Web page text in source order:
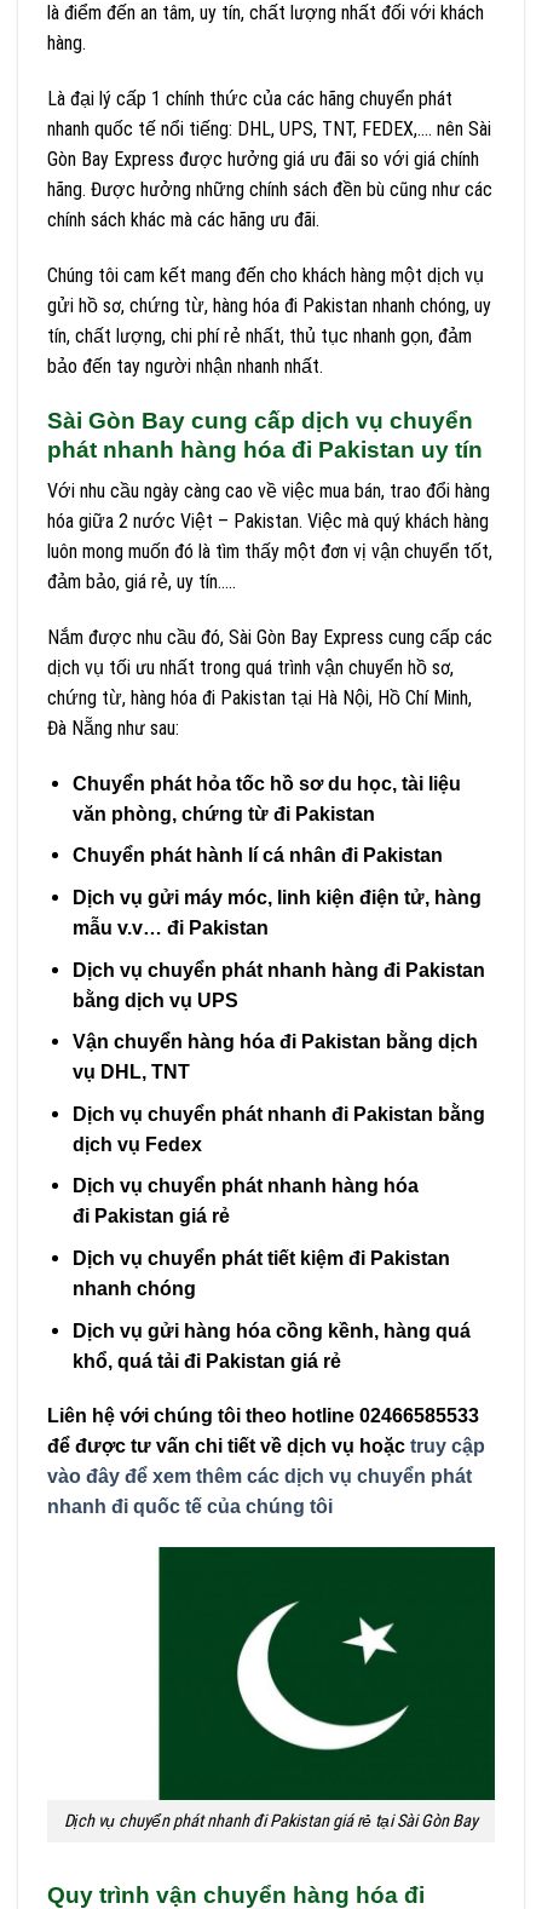
là điểm đến an tâm, uy tín, chất lượng nhất đối với khách
hàng.
Là đại lý cấp 1 chính thức của các hãng chuyển phát
nhanh quốc tế nổi tiếng: DHL, UPS, TNT, FEDEX,…. nên Sài
Gòn Bay Express được hưởng giá ưu đãi so với giá chính
hãng. Được hưởng những chính sách đền bù cũng như các
chính sách khác mà các hãng ưu đãi.
Chúng tôi cam kết mang đến cho khách hàng một dịch vụ
gửi hồ sơ, chứng từ, hàng hóa đi Pakistan nhanh chóng, uy
tín, chất lượng, chi phí rẻ nhất, thủ tục nhanh gọn, đảm
bảo đến tay người nhận nhanh nhất.
Sài Gòn Bay cung cấp dịch vụ chuyển
phát nhanh hàng hóa đi Pakistan uy tín
Với nhu cầu ngày càng cao về việc mua bán, trao đổi hàng
hóa giữa 2 nước Việt – Pakistan. Việc mà quý khách hàng
luôn mong muốn đó là tìm thấy một đơn vị vận chuyển tốt,
đảm bảo, giá rẻ, uy tín…..
Nắm được nhu cầu đó, Sài Gòn Bay Express cung cấp các
dịch vụ tối ưu nhất trong quá trình vận chuyển hồ sơ,
chứng từ, hàng hóa đi Pakistan tại Hà Nội, Hồ Chí Minh,
Đà Nẵng như sau:
Chuyển phát hỏa tốc hồ sơ du học, tài liệu
văn phòng, chứng từ đi Pakistan
Chuyển phát hành lí cá nhân đi Pakistan
Dịch vụ gửi máy móc, linh kiện điện tử, hàng
mẫu v.v… đi Pakistan
Dịch vụ chuyển phát nhanh hàng đi Pakistan
bằng dịch vụ UPS
Vận chuyển hàng hóa đi Pakistan bằng dịch
vụ DHL, TNT
Dịch vụ chuyển phát nhanh đi Pakistan bằng
dịch vụ Fedex
Dịch vụ chuyển phát nhanh hàng hóa
đi Pakistan giá rẻ
Dịch vụ chuyển phát tiết kiệm đi Pakistan
nhanh chóng
Dịch vụ gửi hàng hóa cồng kềnh, hàng quá
khổ, quá tải đi Pakistan giá rẻ
Liên hệ với chúng tôi theo hotline 02466585533
để được tư vấn chi tiết về dịch vụ hoặc truy cập
vào đây để xem thêm các dịch vụ chuyển phát
nhanh đi quốc tế của chúng tôi
Dịch vụ chuyển phát nhanh đi Pakistan giá rẻ tại Sài Gòn Bay
Quy trình vận chuyển hàng hóa đi